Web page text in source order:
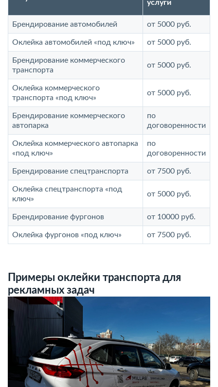
услуги
Брендирование автомобилей от 5000 руб.
Оклейка автомобилей «под ключ» от 5000 руб.
Брендирование коммерческого
транспорта
от 5000 руб.
Оклейка коммерческого
транспорта «под ключ»
от 5000 руб.
Брендирование коммерческого
автопарка
по
договоренности
Оклейка коммерческого автопарка
«под ключ»
по
договоренности
Брендирование спецтранспорта от 7500 руб.
Оклейка спецтранспорта «под
ключ»
от 5000 руб.
Брендирование фургонов от 10000 руб.
Оклейка фургонов «под ключ» от 7500 руб.
Примеры оклейки транспорта для
рекламных задач